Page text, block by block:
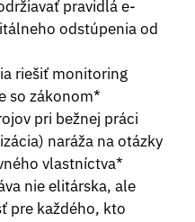
pravidlá e-
odstúpenia od
riešiť monitoring
so zákonom*
pri bežnej práci
naráža na otázky
vlastníctva*
nie elitárska, ale
pre každého, kto